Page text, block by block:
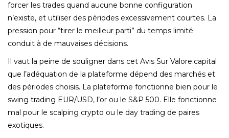
forcer les trades quand aucune bonne configuration
n’existe, et utiliser des périodes excessivement courtes. La
pression pour “tirer le meilleur parti” du temps limité
conduit à de mauvaises décisions.
Il vaut la peine de souligner dans cet Avis Sur Valore.capital
que l’adéquation de la plateforme dépend des marchés et
des périodes choisis. La plateforme fonctionne bien pour le
swing trading EUR/USD, l’or ou le S&P 500. Elle fonctionne
mal pour le scalping crypto ou le day trading de paires
exotiques.